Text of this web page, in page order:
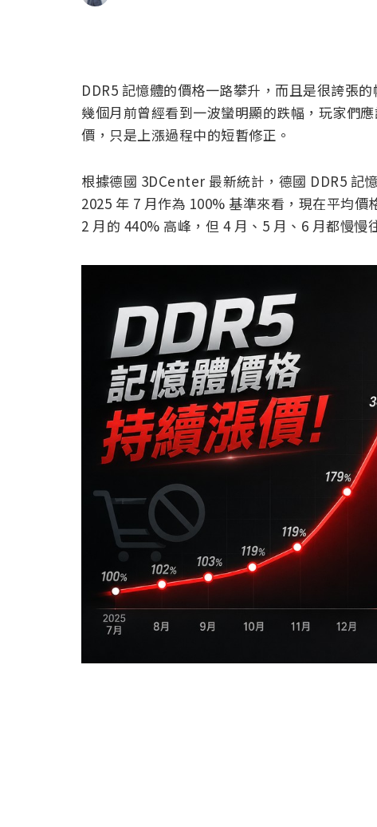
DDR5 記憶體的價格一路攀升，而且是很誇張
幾個月前曾經看到一波蠻明顯的跌幅，玩家們
價，只是上漲過程中的短暫修正。
根據德國 3DCenter 最新統計，德國 DDR5 記
2025 年 7 月作為 100% 基準來看，現在平均
2 月的 440% 高峰，但 4 月、5 月、6 月都慢慢